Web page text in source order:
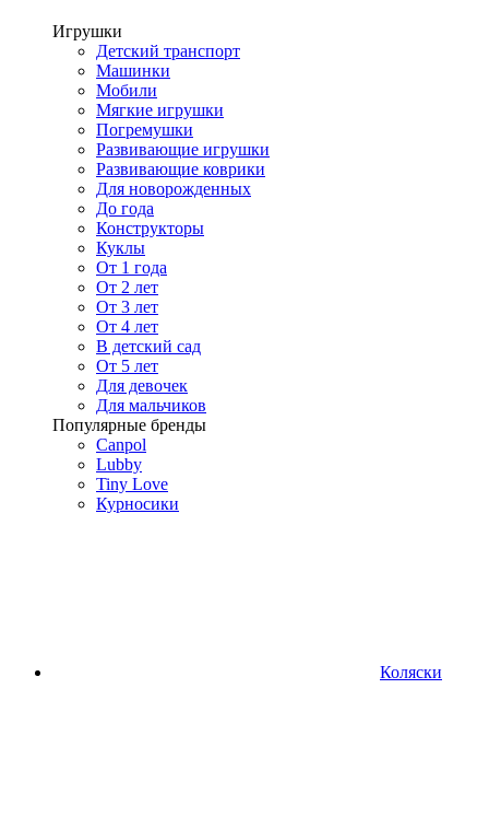
Игрушки
Детский транспорт
Машинки
Мобили
Мягкие игрушки
Погремушки
Развивающие игрушки
Развивающие коврики
Для новорожденных
До года
Конструкторы
Куклы
От 1 года
От 2 лет
От 3 лет
От 4 лет
В детский сад
От 5 лет
Для девочек
Для мальчиков
Популярные бренды
Canpol
Lubby
Tiny Love
Курносики
Коляски